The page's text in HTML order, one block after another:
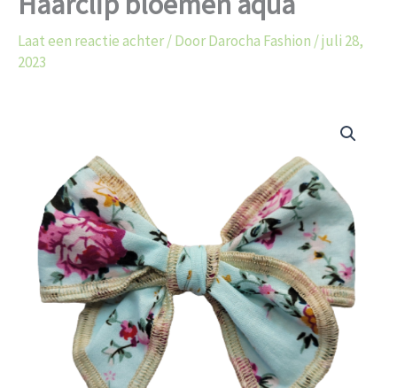
Laat een reactie achter/ DoorDarocha Fashion /juli 28,
2023
aantal